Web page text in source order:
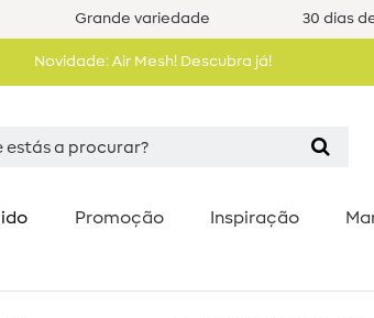
Grande variedade 30 dias
Novidade: Air Mesh! Descubra já!
Promoção Inspiração